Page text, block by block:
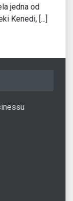
jedna od
Kenedi, [...]